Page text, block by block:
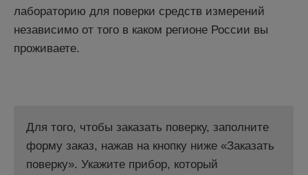
лабораторию для поверки средств измерений
независимо от того в каком регионе России вы
проживаете.
Для того, чтобы заказать поверку, заполните
форму заказ, нажав на кнопку ниже «Заказать
поверку». Укажите прибор, который